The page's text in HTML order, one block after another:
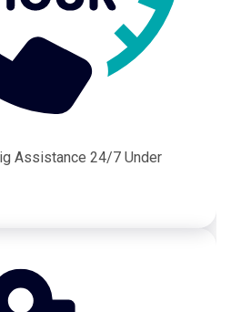
Assistance 24/7 Under